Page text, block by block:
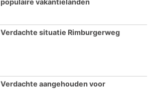
populaire vakantielanden
Verdachte situatie Rimburgerweg
Verdachte aangehouden voor